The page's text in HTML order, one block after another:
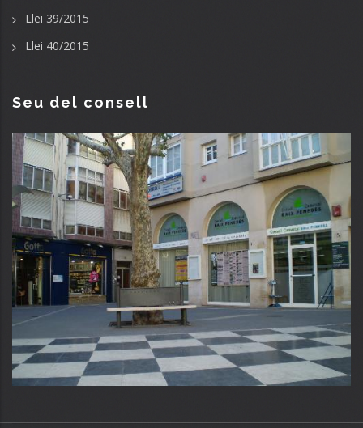
Llei 39/2015
Llei 40/2015
Seu del consell